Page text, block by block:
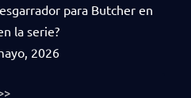
para Butcher en
la serie?
2026